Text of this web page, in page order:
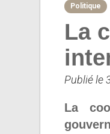
Politique
La
Publié le
La